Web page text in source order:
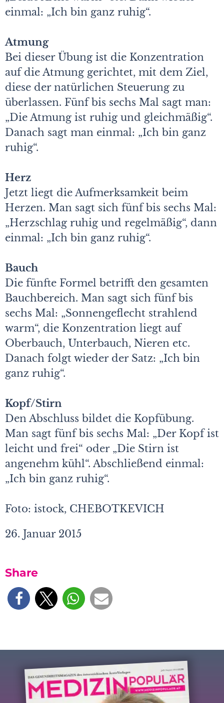
einmal: „Ich bin ganz ruhig“.
Atmung
Bei dieser Übung ist die Konzentration
auf die Atmung gerichtet, mit dem Ziel,
diese der natürlichen Steuerung zu
überlassen. Fünf bis sechs Mal sagt man:
„Die Atmung ist ruhig und gleichmäßig“.
Danach sagt man einmal: „Ich bin ganz
ruhig“.
Herz
Jetzt liegt die Aufmerksamkeit beim
Herzen. Man sagt sich fünf bis sechs Mal:
„Herzschlag ruhig und regelmäßig“, dann
einmal: „Ich bin ganz ruhig“.
Bauch
Die fünfte Formel betrifft den gesamten
Bauchbereich. Man sagt sich fünf bis
sechs Mal: „Sonnengeflecht strahlend
warm“, die Konzentration liegt auf
Oberbauch, Unterbauch, Nieren etc.
Danach folgt wieder der Satz: „Ich bin
ganz ruhig“.
Kopf/Stirn
Den Abschluss bildet die Kopfübung.
Man sagt fünf bis sechs Mal: „Der Kopf ist
leicht und frei“ oder „Die Stirn ist
angenehm kühl“. Abschließend einmal:
„Ich bin ganz ruhig“.
Foto: istock, CHEBOTKEVICH
26. Januar 2015
Share